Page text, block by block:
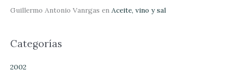
Guillermo Antonio Vanrgas en Aceite, vino y sal
Categorías
2002